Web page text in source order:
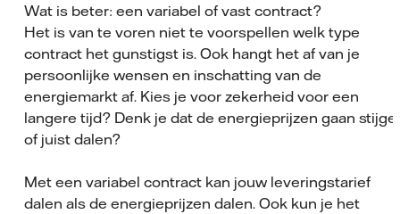
Wat is beter: een variabel of vast contract?
Het is van te voren niet te voorspellen welk type
contract het gunstigst is. Ook hangt het af van je
persoonlijke wensen en inschatting van de
energiemarkt af. Kies je voor zekerheid voor een
langere tijd? Denk je dat de energieprijzen gaan
of juist dalen?
Met een variabel contract kan jouw leveringstarief
dalen als de energieprijzen dalen. Ook kun je het